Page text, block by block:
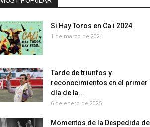
Si Hay Toros en Cali 2024
1 de marzo de 2024
Tarde de triunfos y
reconocimientos en el primer
día de la...
6 de enero de 2025
Momentos de la Despedida de